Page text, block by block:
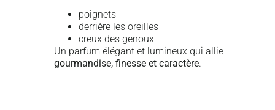
poignets
derrière les oreilles
creux des genoux
Un parfum élégant et lumineux qui allie
gourmandise, finesse et caractère.